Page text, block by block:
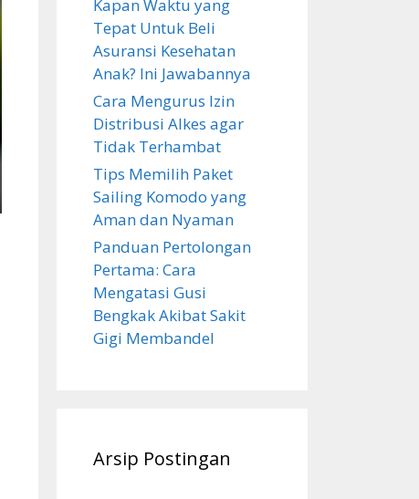
Kapan Waktu yang
Tepat Untuk Beli
Asuransi Kesehatan
Anak? Ini Jawabannya
Cara Mengurus Izin
Distribusi Alkes agar
Tidak Terhambat
Tips Memilih Paket
Sailing Komodo yang
Aman dan Nyaman
Panduan Pertolongan
Pertama: Cara
Mengatasi Gusi
Bengkak Akibat Sakit
Gigi Membandel
Arsip Postingan